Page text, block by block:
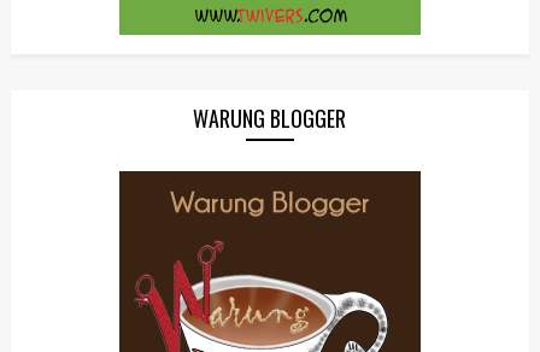
WARUNG BLOGGER